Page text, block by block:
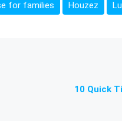
for families Houzez
10 Quick